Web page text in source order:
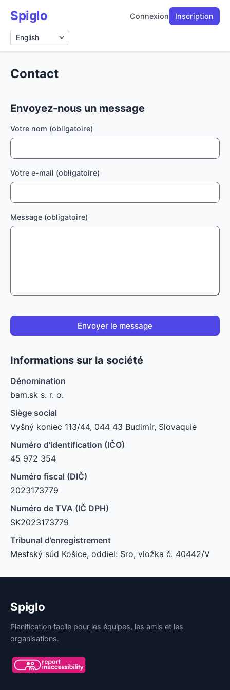
Spiglo Connexion Inscription
Langue
Contact
Envoyez-nous un message
Votre nom (obligatoire)
Votre e-mail (obligatoire)
Message (obligatoire)
Envoyer le message
Informations sur la société
Dénomination
bam.sk s. r. o.
Siège social
Vyšný koniec 113/44, 044 43 Budimír, Slovaquie
Numéro d’identification (IČO)
45 972 354
Numéro fiscal (DIČ)
2023173779
Numéro de TVA (IČ DPH)
SK2023173779
Tribunal d’enregistrement
Mestský súd Košice, oddiel: Sro, vložka č. 40442/V
Spiglo
Planification facile pour les équipes, les amis et les
organisations.